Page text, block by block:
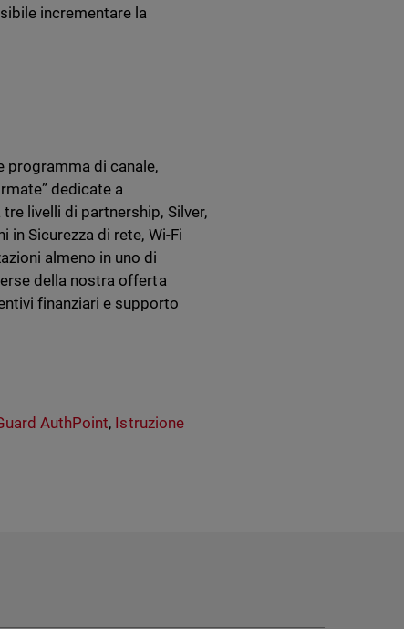
incrementare la
programma di canale,
dedicate a
livelli di partnership, Silver,
in Sicurezza di rete, Wi-Fi
almeno in uno di
della nostra offerta
finanziari e supporto
AuthPoint, Istruzione